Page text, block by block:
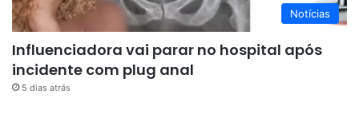
Notícias
Influenciadora vai parar no hospital após
incidente com plug anal
5 dias atrás